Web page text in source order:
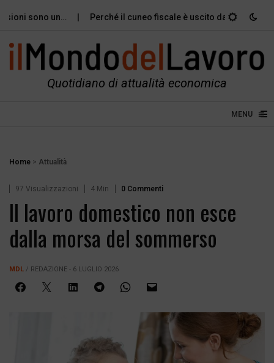
sono un… Perché il cuneo fiscale è uscito dal dibattito…
Quotidiano di attualità economica
MENU ≡
☰
Home > Attualità
97 Visualizzazioni 4 Min 0 Commenti
Il lavoro domestico non esce
dalla morsa del sommerso
MDL / REDAZIONE - 6 LUGLIO 2026